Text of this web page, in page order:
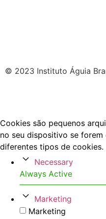
© 2023 Instituto Águia
Cookies são pequenos
no seu dispositivo se
diferentes tipos de
Necessary
Always Active
Marketing
Marketing